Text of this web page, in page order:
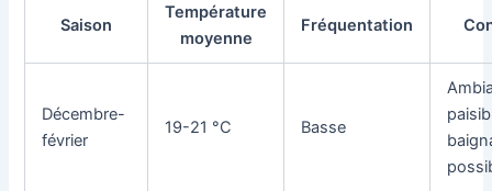
Saison
Température
moyenne
Fréquentation
Décembre-
février
19-21 °C Basse